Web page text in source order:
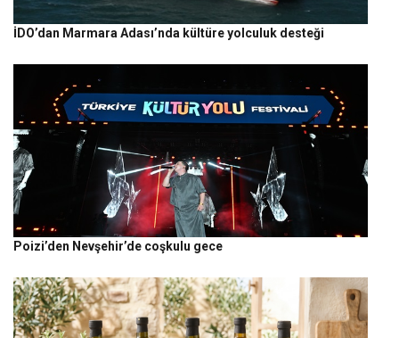
İDO’dan Marmara Adası’nda kültüre yolculuk desteği
Poizi’den Nevşehir’de coşkulu gece